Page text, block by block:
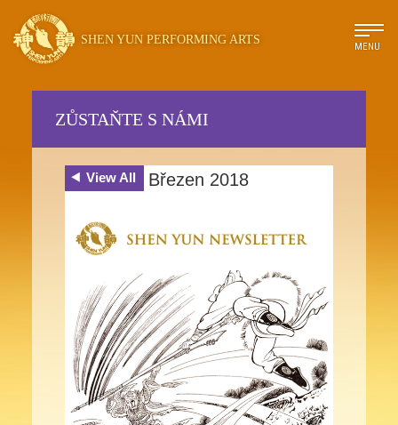
SHEN YUN PERFORMING ARTS
MENU
ZŮSTAŇTE S NÁMI
View All Březen 2018